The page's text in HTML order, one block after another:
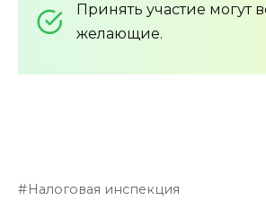
Принять участие могут
желающие.
Налоговая инспекция